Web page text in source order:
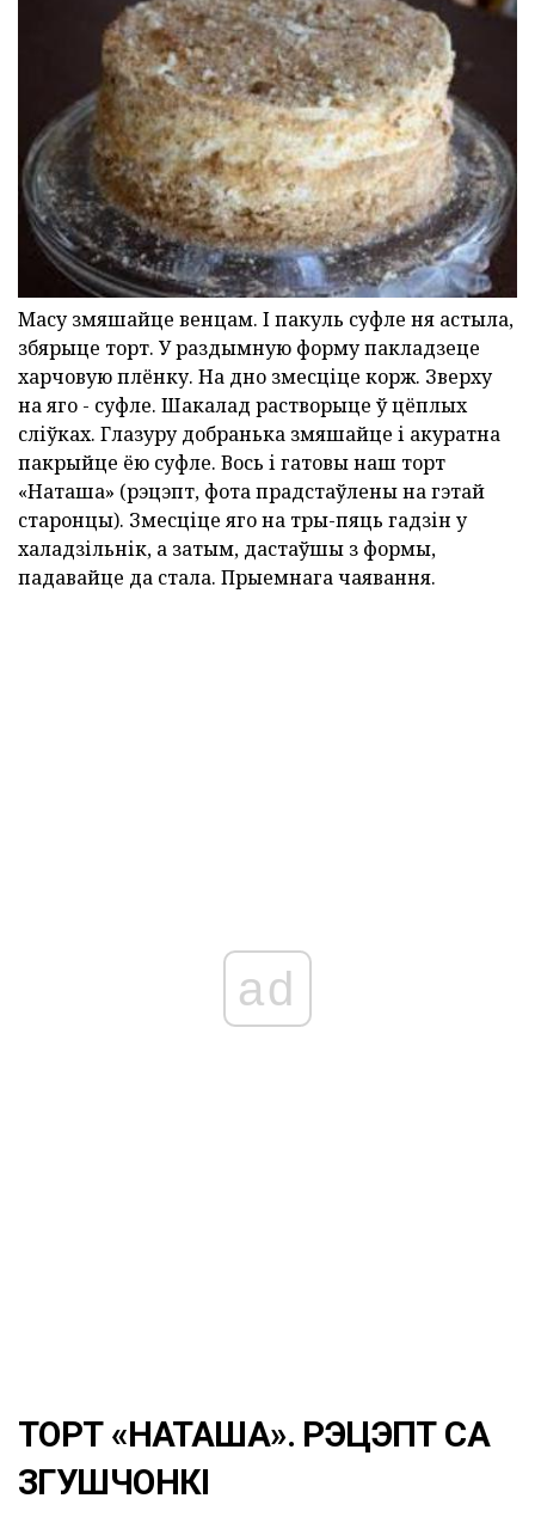
Масу змяшайце венцам. І пакуль суфле ня астыла,
збярыце торт. У раздымную форму пакладзеце
харчовую плёнку. На дно змесціце корж. Зверху
на яго - суфле. Шакалад растворыце ў цёплых
сліўках. Глазуру добранька змяшайце і акуратна
пакрыйце ёю суфле. Вось і гатовы наш торт
«Наташа» (рэцэпт, фота прадстаўлены на гэтай
старонцы). Змесціце яго на тры-пяць гадзін у
халадзільнік, а затым, дастаўшы з формы,
падавайце да стала. Прыемнага чаявання.
ad
ТОРТ «НАТАША». РЭЦЭПТ СА
ЗГУШЧОНКІ